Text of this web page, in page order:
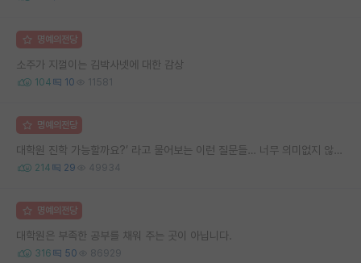
명예의전당
소주가 지껄이는 김박사넷에 대한 감상
104 10 11581
명예의전당
대학원 진학 가능할까요?’ 라고 물어보는 이런 질문들… 너무 의미없지 않나요?
214 29 49934
명예의전당
대학원은 부족한 공부를 채워 주는 곳이 아닙니다.
316 50 86929